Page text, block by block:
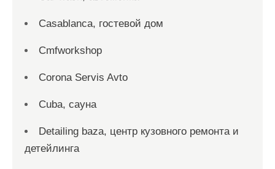
Casablanca, гостевой дом
Cmfworkshop
Corona Servis Avto
Cuba, сауна
Detailing baza, центр кузовного ремонта и
детейлинга